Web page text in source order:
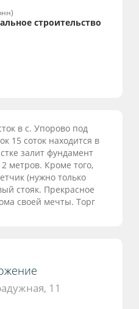
строительство
в с. Упорово под
15 соток находится в
залит фундамент
метров. Кроме того,
(нужно только
стояк. Прекрасное
своей мечты. Торг
11